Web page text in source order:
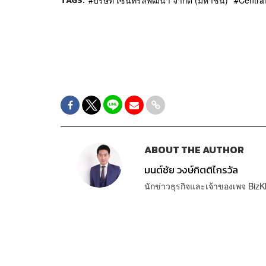
ABOUT THE AUTHOR
มนต์ชัย วงษ์กิตติไกรวัล
นักข่าวธุรกิจและเจ้าของเพจ